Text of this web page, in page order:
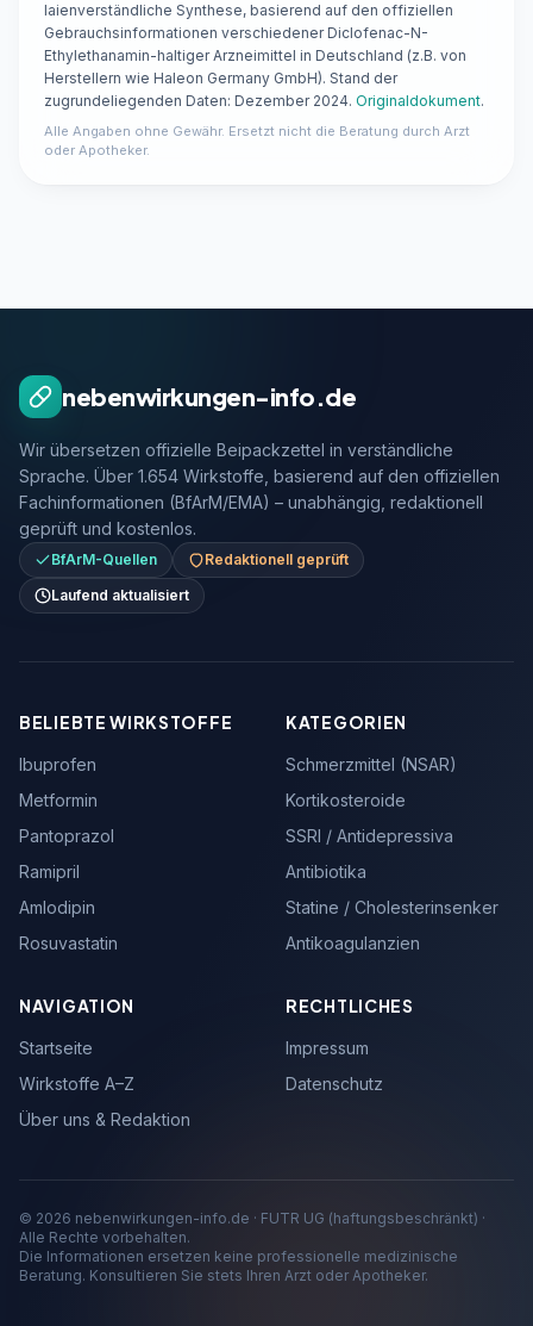
laienverständliche Synthese, basierend auf den offiziellen
Gebrauchsinformationen verschiedener Diclofenac-N-
Ethylethanamin-haltiger Arzneimittel in Deutschland (z.B. von
Herstellern wie Haleon Germany GmbH). Stand der
zugrundeliegenden Daten: Dezember 2024. Originaldokument.
Alle Angaben ohne Gewähr. Ersetzt nicht die Beratung durch Arzt
oder Apotheker.
nebenwirkungen-info.de
Wir übersetzen offizielle Beipackzettel in verständliche
Sprache. Über 1.654 Wirkstoffe, basierend auf den offiziellen
Fachinformationen (BfArM/EMA) – unabhängig, redaktionell
geprüft und kostenlos.
BfArM-Quellen
Redaktionell geprüft
Laufend aktualisiert
BELIEBTE WIRKSTOFFE
Ibuprofen
Metformin
Pantoprazol
Ramipril
Amlodipin
Rosuvastatin
KATEGORIEN
Schmerzmittel (NSAR)
Kortikosteroide
SSRI / Antidepressiva
Antibiotika
Statine / Cholesterinsenker
Antikoagulanzien
NAVIGATION
Startseite
Wirkstoffe A–Z
Über uns & Redaktion
RECHTLICHES
Impressum
Datenschutz
© 2026 nebenwirkungen-info.de · FUTR UG (haftungsbeschränkt) ·
Alle Rechte vorbehalten.
Die Informationen ersetzen keine professionelle medizinische
Beratung. Konsultieren Sie stets Ihren Arzt oder Apotheker.